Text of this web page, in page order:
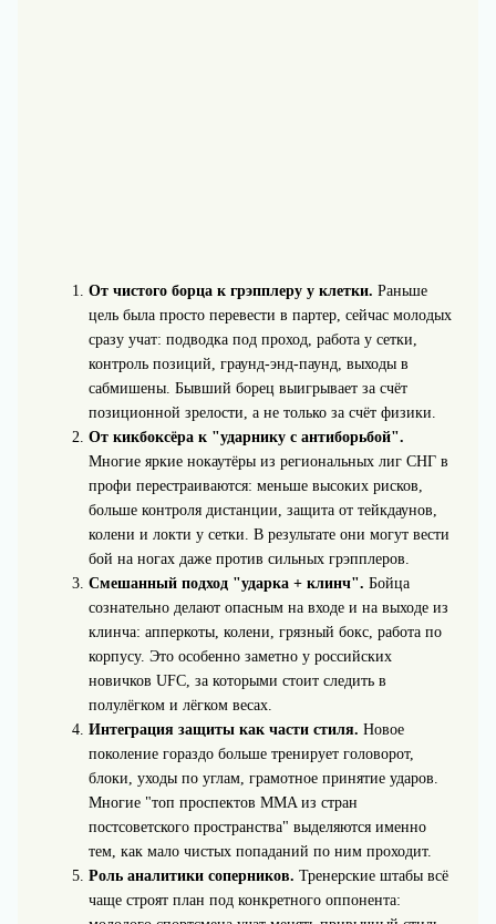
От чистого борца к грэпплеру у клетки. Раньше
цель была просто перевести в партер, сейчас молодых
сразу учат: подводка под проход, работа у сетки,
контроль позиций, граунд‑энд‑паунд, выходы в
сабмишены. Бывший борец выигрывает за счёт
позиционной зрелости, а не только за счёт физики.
От кикбоксёра к "ударнику с антиборьбой".
Многие яркие нокаутёры из региональных лиг СНГ в
профи перестраиваются: меньше высоких рисков,
больше контроля дистанции, защита от тейкдаунов,
колени и локти у сетки. В результате они могут вести
бой на ногах даже против сильных грэпплеров.
Смешанный подход "ударка + клинч". Бойца
сознательно делают опасным на входе и на выходе из
клинча: апперкоты, колени, грязный бокс, работа по
корпусу. Это особенно заметно у российских
новичков UFC, за которыми стоит следить в
полулёгком и лёгком весах.
Интеграция защиты как части стиля. Новое
поколение гораздо больше тренирует головорот,
блоки, уходы по углам, грамотное принятие ударов.
Многие "топ проспектов MMA из стран
постсоветского пространства" выделяются именно
тем, как мало чистых попаданий по ним проходит.
Роль аналитики соперников. Тренерские штабы всё
чаще строят план под конкретного оппонента: